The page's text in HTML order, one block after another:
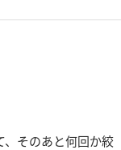
そのあと何回か絞